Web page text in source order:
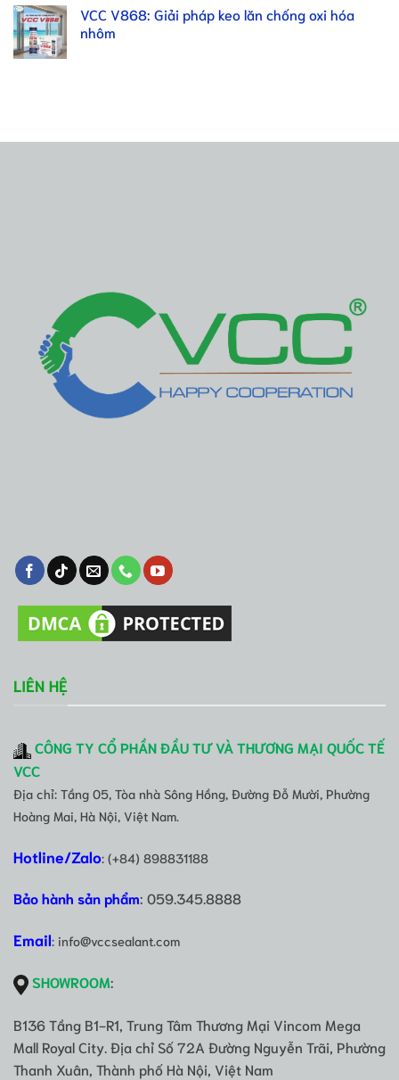
VCC V868: Giải pháp keo lăn chống oxi hóa
nhôm
LIÊN HỆ
CÔNG TY CỔ PHẦN ĐẦU TƯ VÀ THƯƠNG MẠI QUỐC TẾ
VCC
Địa chỉ: Tầng 05, Tòa nhà Sông Hồng, Đường Đỗ Mười, Phường
Hoàng Mai, Hà Nội, Việt Nam.
Hotline/Zalo: (+84) 898831188
Bảo hành sản phẩm: 059.345.8888
Email: info@vccsealant.com
SHOWROOM:
B136 Tầng B1-R1, Trung Tâm Thương Mại Vincom Mega
Mall Royal City. Địa chỉ Số 72A Đường Nguyễn Trãi, Phường
Thanh Xuân, Thành phố Hà Nội, Việt Nam